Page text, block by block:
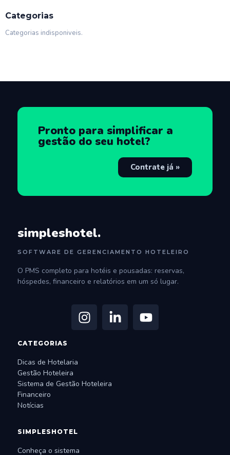
Categorias
Categorias indisponiveis.
Pronto para simplificar a
gestão do seu hotel?
Contrate já »
simpleshotel.
SOFTWARE DE GERENCIAMENTO HOTELEIRO
O PMS completo para hotéis e pousadas: reservas,
hóspedes, financeiro e relatórios em um só lugar.
CATEGORIAS
Dicas de Hotelaria
Gestão Hoteleira
Sistema de Gestão Hoteleira
Financeiro
Notícias
SIMPLESHOTEL
Conheça o sistema